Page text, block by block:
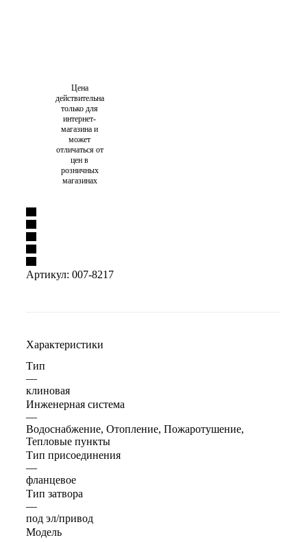
Цена
действительна
только для
интернет-
магазина и
может
отличаться от
цен в
розничных
магазинах
Артикул: 007-8217
Характеристики
Тип
—
клиновая
Инженерная система
—
Водоснабжение, Отопление, Пожаротушение,
Тепловые пункты
Тип присоединения
—
фланцевое
Тип затвора
—
под эл/привод
Модель